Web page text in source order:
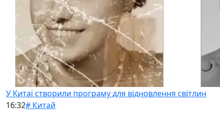
У Китаї створили програму для відновлення світлин
16:32# Китай